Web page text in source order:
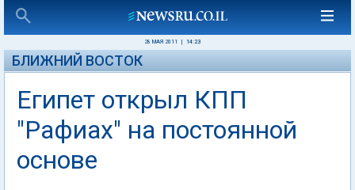
28 МАЯ 2011 14:23
БЛИЖНИЙ ВОСТОК
Египет открыл КПП
"Рафиах" на постоянной
основе